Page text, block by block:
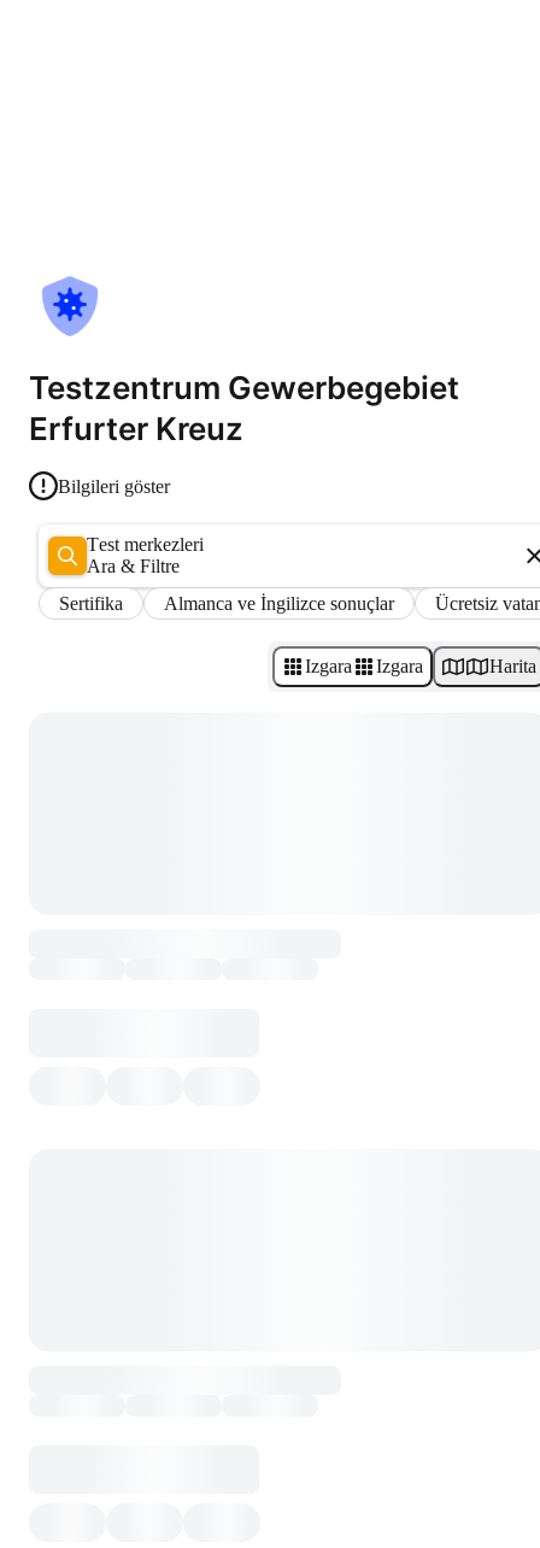
Testzentrum Gewerbegebiet
Erfurter Kreuz
Bilgileri göster
Test merkezleri
Ara & Filtre
Sertifika
Almanca ve İngilizce sonuçlar Ücretsiz
Izgara Izgara Harita